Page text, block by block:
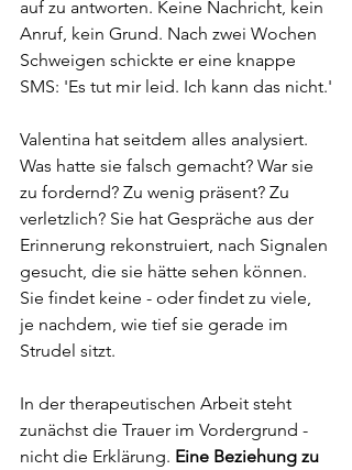
auf zu antworten. Keine Nachricht, kein
Anruf, kein Grund. Nach zwei Wochen
Schweigen schickte er eine knappe
SMS: 'Es tut mir leid. Ich kann das nicht.'
Valentina hat seitdem alles analysiert.
Was hatte sie falsch gemacht? War sie
zu fordernd? Zu wenig präsent? Zu
verletzlich? Sie hat Gespräche aus der
Erinnerung rekonstruiert, nach Signalen
gesucht, die sie hätte sehen können.
Sie findet keine - oder findet zu viele,
je nachdem, wie tief sie gerade im
Strudel sitzt.
In der therapeutischen Arbeit steht
zunächst die Trauer im Vordergrund -
nicht die Erklärung. Eine Beziehung zu